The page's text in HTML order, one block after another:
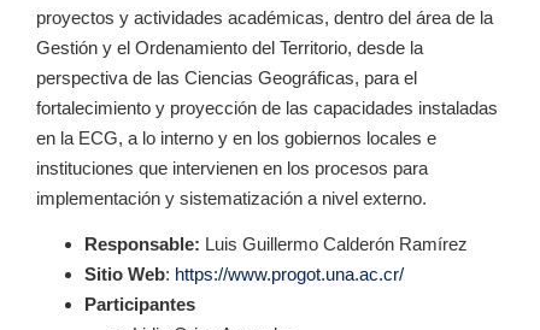
proyectos y actividades académicas, dentro del área de la
Gestión y el Ordenamiento del Territorio, desde la
perspectiva de las Ciencias Geográficas, para el
fortalecimiento y proyección de las capacidades instaladas
en la ECG, a lo interno y en los gobiernos locales e
instituciones que intervienen en los procesos para
implementación y sistematización a nivel externo.
Responsable: Luis Guillermo Calderón Ramírez
Sitio Web: https://www.progot.una.ac.cr/
Participantes